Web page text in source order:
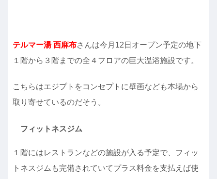
テルマー湯 西麻布さんは今月12日オープン予定の地下
１階から３階までの全４フロアの巨大温浴施設です。
こちらはエジプトをコンセプトに壁画なども本場から
取り寄せているのだそう。
フィットネスジム
１階にはレストランなどの施設が入る予定で、フィッ
トネスジムも完備されていてプラス料金を支払えば使